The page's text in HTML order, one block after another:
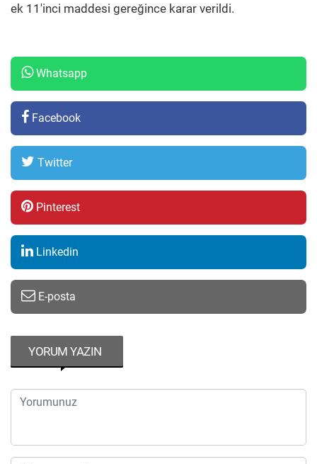
ek 11'inci maddesi gereğince karar verildi.
Whatsapp
Facebook
Twitter
Pinterest
Linkedin
E-posta
YORUM YAZIN